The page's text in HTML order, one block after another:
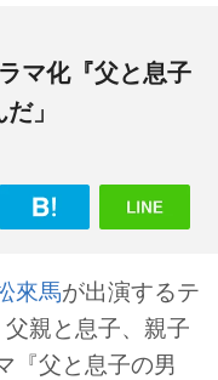
t
e
マ化『父と息子
」
來馬が出演するテ
親と息子、親子
『父と息子の男